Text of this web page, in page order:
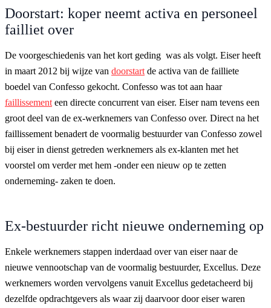
Doorstart: koper neemt activa en personeel
failliet over
De voorgeschiedenis van het kort geding was als volgt. Eiser heeft
in maart 2012 bij wijze van doorstart de activa van de failliete
boedel van Confesso gekocht. Confesso was tot aan haar
faillissement een directe concurrent van eiser. Eiser nam tevens een
groot deel van de ex-werknemers van Confesso over. Direct na het
faillissement benadert de voormalig bestuurder van Confesso zowel
bij eiser in dienst getreden werknemers als ex-klanten met het
voorstel om verder met hem -onder een nieuw op te zetten
onderneming- zaken te doen.
Ex-bestuurder richt nieuwe onderneming op
Enkele werknemers stappen inderdaad over van eiser naar de
nieuwe vennootschap van de voormalig bestuurder, Excellus. Deze
werknemers worden vervolgens vanuit Excellus gedetacheerd bij
dezelfde opdrachtgevers als waar zij daarvoor door eiser waren